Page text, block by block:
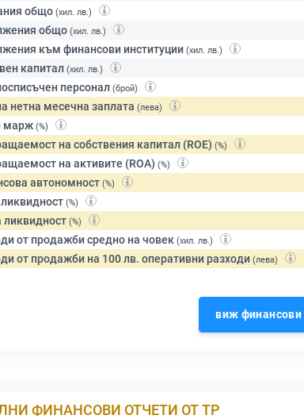
общо (хил. лв.)
общо (хил. лв.)
към финансови институции (хил. лв.)
капитал (хил. лв.)
персонал (брой)
нетна месечна заплата (лева)
марж (%)
на собствения капитал (ROE) (%)
на активите (ROA) (%)
автономност (%)
(%)
ликвидност (%)
от продажби средно на човек (хил. лв.)
от продажби на 100 лв. оперативни разходи (лева)
виж финансови
ФИНАНСОВИ ОТЧЕТИ ОТ ТР